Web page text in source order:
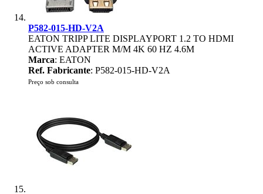
P582-015-HD-V2A
EATON TRIPP LITE DISPLAYPORT 1.2 TO HDMI
ACTIVE ADAPTER M/M 4K 60 HZ 4.6M
Marca: EATON
Ref. Fabricante: P582-015-HD-V2A
Preço sob consulta